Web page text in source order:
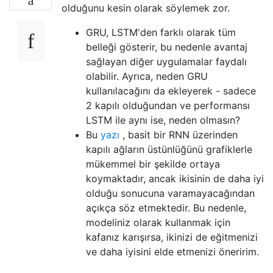
olduğunu kesin olarak söylemek zor.
GRU, LSTM'den farklı olarak tüm
belleği gösterir, bu nedenle avantaj
sağlayan diğer uygulamalar faydalı
olabilir. Ayrıca, neden GRU
kullanılacağını da ekleyerek - sadece
2 kapılı olduğundan ve performansı
LSTM ile aynı ise, neden olmasın?
Bu yazı , basit bir RNN üzerinden
kapılı ağların üstünlüğünü grafiklerle
mükemmel bir şekilde ortaya
koymaktadır, ancak ikisinin de daha iyi
olduğu sonucuna varamayacağından
açıkça söz etmektedir. Bu nedenle,
modeliniz olarak kullanmak için
kafanız karışırsa, ikinizi de eğitmenizi
ve daha iyisini elde etmenizi öneririm.